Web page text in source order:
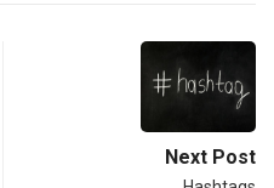
Next Post